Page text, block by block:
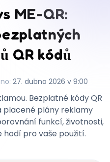
ME-QR:
QR kódů
: 27. dubna 2026 v 9:00
Bezplatné kódy QR
placené plány reklamy
funkcí, životnosti,
hodí pro vaše použití.